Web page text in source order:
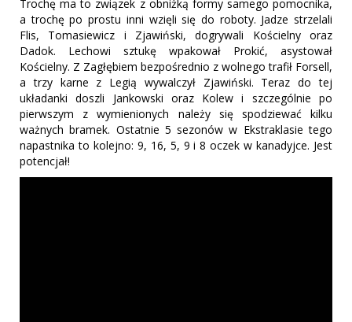
Trochę ma to związek z obniżką formy samego pomocnika,
a trochę po prostu inni wzięli się do roboty. Jadze strzelali
Flis, Tomasiewicz i Zjawiński, dogrywali Kościelny oraz
Dadok. Lechowi sztukę wpakował Prokić, asystował
Kościelny. Z Zagłębiem bezpośrednio z wolnego trafił Forsell,
a trzy karne z Legią wywalczył Zjawiński. Teraz do tej
układanki doszli Jankowski oraz Kolew i szczególnie po
pierwszym z wymienionych należy się spodziewać kilku
ważnych bramek. Ostatnie 5 sezonów w Ekstraklasie tego
napastnika to kolejno: 9, 16, 5, 9 i 8 oczek w kanadyjce. Jest
potencjał!